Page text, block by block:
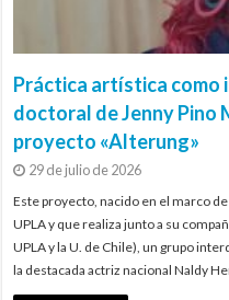
Práctica artística como
doctoral de Jenny Pino
proyecto «Alterung»
29 de julio de 2026
Este proyecto, nacido en el marco
UPLA y que realiza junto a su
UPLA y la U. de Chile), un grupo
la destacada actriz nacional Naldy